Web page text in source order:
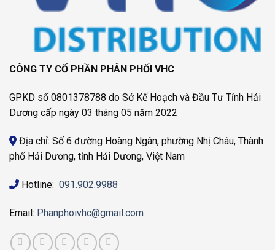
CÔNG TY CỔ PHẦN PHÂN PHỐI VHC
GPKD số 0801378788 do Sở Kế Hoạch và Đầu Tư Tỉnh Hải
Dương cấp ngày 03 tháng 05 năm 2022
Địa chỉ: Số 6 đường Hoàng Ngân, phường Nhị Châu, Thành
phố Hải Dương, tỉnh Hải Dương, Việt Nam
Hotline: 091.902.9988
Email: Phanphoivhc@gmail.com